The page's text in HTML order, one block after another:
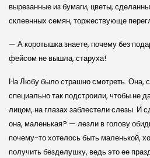
вырезанные из бумаги, цветы,
склеенных семян, торжествующе
— А коротышка знаете, почему без
фейсом не вышла, старуха!
На Любу было страшно смотреть. Она,
специально так подстроили, чтобы не
лицом, на глазах заблестели слезы. И
она, маленькая? — лезли в голову
почему-то хотелось быть маленькой,
получить безделушку, ведь это ее